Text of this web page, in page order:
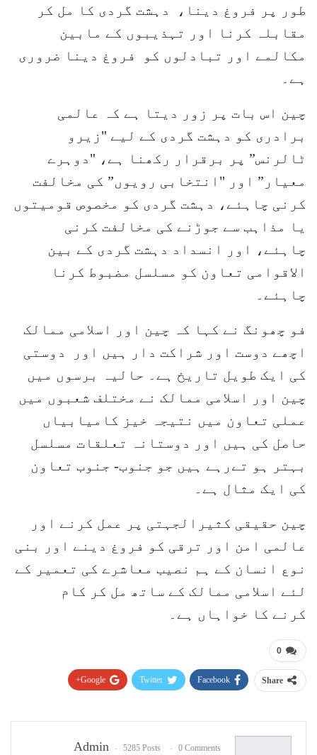
طور پر فروغ دینا، دہشت گردی کا مل کر
مقابلہ کرنا اور تہذیبوں کے مابین
مکالمے اور تبادلوں کو فروغ دینا ضروری
ہے۔
چین اس بات پر زور دیتا ہے کہ عالمی
برادری کو دہشت گردی کے لیے "زیرو
ٹالرنس” پر برقرار رکھنا ہے، "دوہرے
معیار” اور "انتخابی رویوں” کی مخالفت
کرنی چاہئے، دہشت گردی کو مخصوص قومیتوں
یا مذاہب سے جوڑنے کی مخالفت کرنی
چاہئے، اور انسداد دہشت گردی کے بین
الاقوامی تعاون کو مسلسل مضبوط کرنا
چاہئے۔
فو چھونگ نے کہا کہ چین اور اسلامی ممالک
اچھے دوست اور شراکت دار ہیں اور دوستی
کی ایک طویل تاریخ ہے۔ حالیہ برسوں میں
چین اور اسلامی ممالک نے مختلف شعبوں میں
عملی تعاون میں نتیجہ خیز کامیابیاں
حاصل کی ہیں اور دوستانہ تعلقات مسلسل
بہتر ہو تےرہے ہیں جو جنوب- جنوب تعاون
کی ایک مثال ہے۔
چین حقیقی کثیرالجہتی پر عمل کرنے اور
عالمی امن اور ترقی کو فروغ دینے اور بنی
نوع انسان کے ہم نصیب معاشرے کی تعمیر کے
لئے اسلامی ممالک کے ساتھ مل کر کام
کرنے کا خواہاں ہے۔
0
Share
Facebook
Twitter
Google+
Admin 5285 Posts 0 Comments